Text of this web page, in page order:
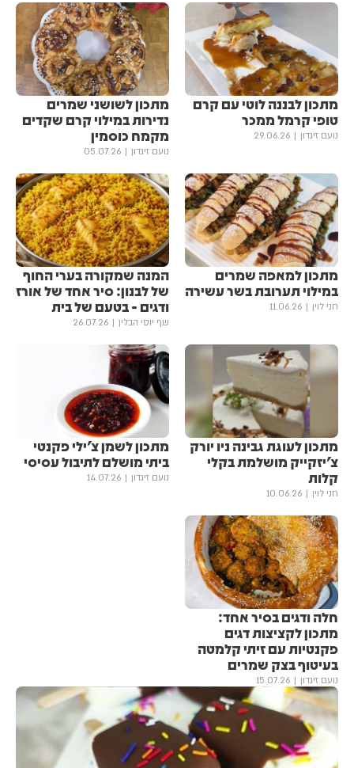
מתכון לבננה לוטי עם קרם
טופי קרמל ממכר
נועם זיגדון 29.06.26
מתכון לשושני שמרים
נדירות במילוי קרם שקדים
מקמח כוסמין
נועם זיגדון 05.07.26
מתכון למאפה שמרים
במילוי תערובת בשר עשירה
חני לוין 11.06.26
המנה שמקורה בערי החוף
של לבנון: סיר אחד של אורז
ודגים - בטעם של בית
שף יוסי הבלין 26.07.26
מתכון לעוגת גבינה ניו יורק
צ'יזקייק מושלמת בקלי
קלות
חני לוין 10.06.26
מתכון לשמן צ'ילי פקנטי
ביתי מושלם לתיבול עסיסי
נועם זיגדון 14.07.26
חלה ודגים בסיר אחד:
מתכון לקציצות דגים
פקנטיות עם זיתי קלמטה
בעיטוף בצק שמרים
נועם זיגדון 15.07.26